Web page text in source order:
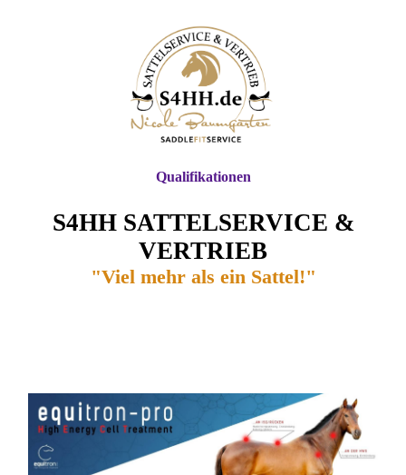
S4HH SATTELSERVICE &
VERTRIEB
"Viel mehr als ein Sattel!"
Qualifikationen